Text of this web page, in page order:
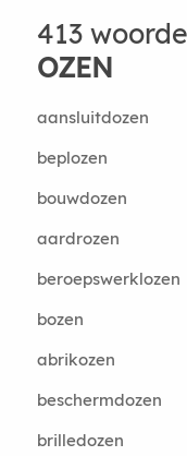
413
OZEN
aansluitdozen
beplozen
bouwdozen
aardrozen
beroepswerklozen
bozen
abrikozen
beschermdozen
brilledozen